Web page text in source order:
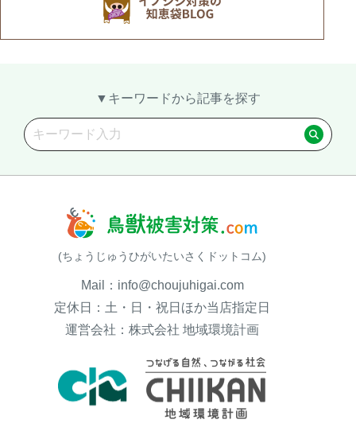
閉じる
▼キーワードから記事を探す
(ちょうじゅうひがいたいさくドットコム)
Mail：info@choujuhigai.com
定休日：土・日・祝日ほか当店指定日
運営会社：株式会社 地域環境計画